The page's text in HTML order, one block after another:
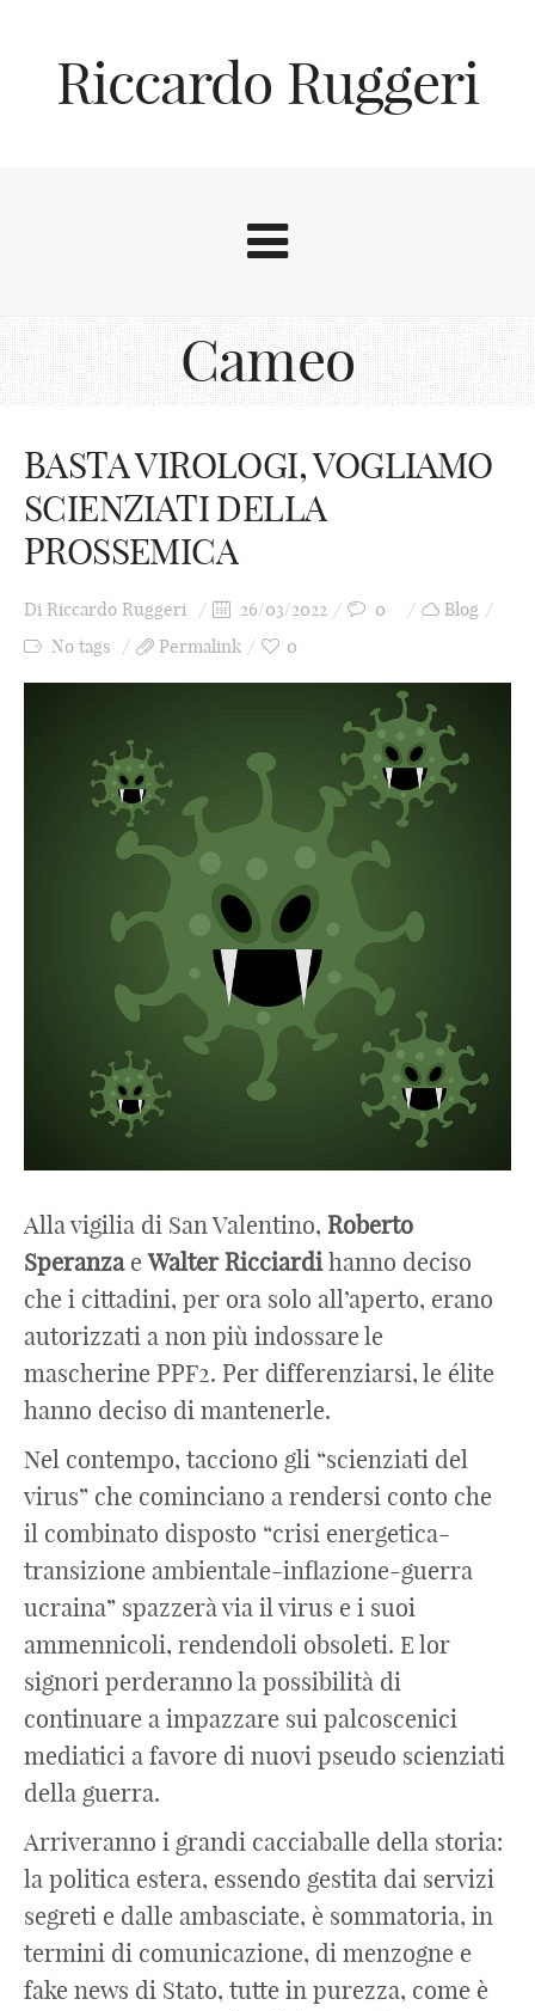
Riccardo Ruggeri
Cameo
BASTA VIROLOGI, VOGLIAMO
SCIENZIATI DELLA
PROSSEMICA
Di Riccardo Ruggeri 26/03/2022 0
Blog
No tags
Permalink 0
Alla vigilia di San Valentino, Roberto
SperanzaeWalter Ricciardihanno deciso
che i cittadini, per ora solo all’aperto, erano
autorizzati a non più indossare le
mascherine PPF2. Per differenziarsi, le élite
hanno deciso di mantenerle.
Nel contempo, tacciono gli “scienziati del
virus” che cominciano a rendersi conto che
il combinato disposto “crisi energetica-
transizione ambientale-inflazione-guerra
ucraina” spazzerà via il virus e i suoi
ammennicoli, rendendoli obsoleti. E lor
signori perderanno la possibilità di
continuare a impazzare sui palcoscenici
mediatici a favore di nuovi pseudo scienziati
della guerra.
Arriveranno i grandi cacciaballe della storia:
la politica estera, essendo gestita dai servizi
segreti e dalle ambasciate, è sommatoria, in
termini di comunicazione, di menzogne e
fake news di Stato, tutte in purezza, come è